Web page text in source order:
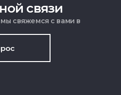
связи
свяжемся с вами в